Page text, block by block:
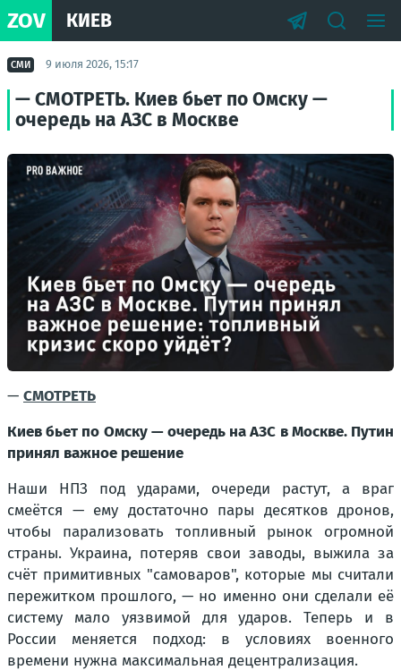
ZOV КИЕВ
СМИ 9 июля 2026, 15:17
— СМОТРЕТЬ. Киев бьет по Омску —
очередь на АЗС в Москве
— СМОТРЕТЬ
Киев бьет по Омску — очередь на АЗС в Москве. Путин
принял важное решение
Наши НПЗ под ударами, очереди растут, а враг
смеётся — ему достаточно пары десятков дронов,
чтобы парализовать топливный рынок огромной
страны. Украина, потеряв свои заводы, выжила за
счёт примитивных "самоваров", которые мы считали
пережитком прошлого, — но именно они сделали её
систему мало уязвимой для ударов. Теперь и в
России меняется подход: в условиях военного
времени нужна максимальная децентрализация.